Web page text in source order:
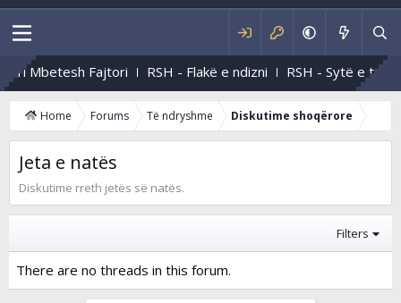
Ti Mbetesh Fajtori RSH - Flakë e ndizni RSH - Sytë e tu
Home Forums Të ndryshme Diskutime shoqërore
Jeta e natës
Diskutime rreth jetës së natës.
Filters
There are no threads in this forum.